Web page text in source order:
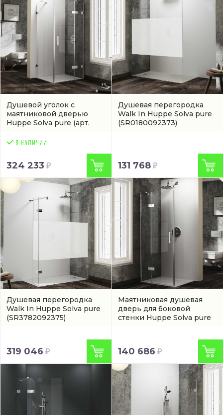
Душевой уголок с
маятниковой дверью
Huppe Solva pure (арт.
324 233
Душевая перегородка
Walk In Huppe Solva pure
(SR0180092373)
131 768
Душевая перегородка
Walk In Huppe Solva pure
(SR3782092375)
319 046
Маятниковая душевая
дверь для боковой
стенки Huppe Solva pure
140 686